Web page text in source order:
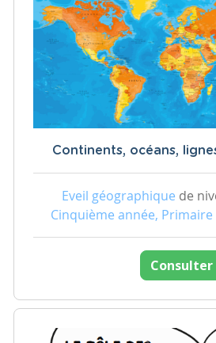
Continents, océans,
Eveil géographique de
Cinquième année, Primaire
Consulter